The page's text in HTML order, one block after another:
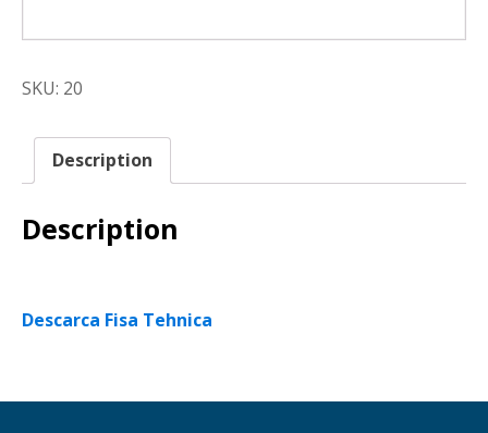
SKU: 20
Description
Description
Descarca Fisa Tehnica